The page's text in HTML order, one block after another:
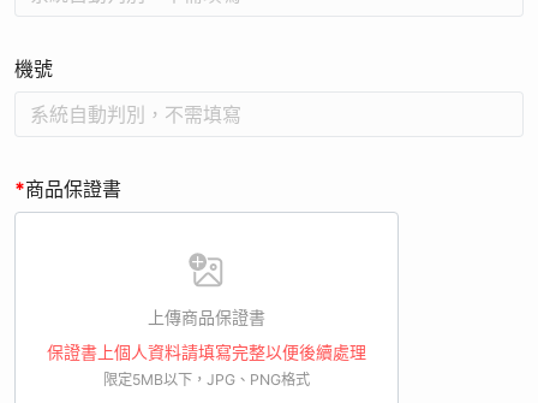
機種，其他商品、平行輸入之商品 (水貨) 恕不適用本活動。
於活動時間內完成不得要求補贈，且每台限一次贈品/回饋金機
會，依商品保證書編號為準。
6. 活動登錄者保證所有填寫資料或提出之資料均為真實且正確，
格者，「商品機號」、「保證書編號」非活動商品；或非活動期
間購買之商品的「商品機號」、「保證書編號」等，如經查證將
取消贈品資格，不另行公告。
7. 個人資料利用之期間：比照商業會計法5年或因執行業務所必
須之保存期間（以期限最長者為準）。您的個人資料原則上僅會
以電子檔形式於我國境內供本公司作為辦理本活動之處理或利
用，不移作其他用途。
機號
*商品保證書
上傳商品保證書
保證書上個人資料請填寫完整以便後續處理
限定5MB以下，JPG、PNG格式